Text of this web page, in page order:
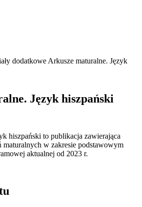
dodatkowe Arkusze maturalne. Język
Język hiszpański
hiszpański to publikacja zawierająca
maturalnych w zakresie podstawowym
aktualnej od 2023 r.